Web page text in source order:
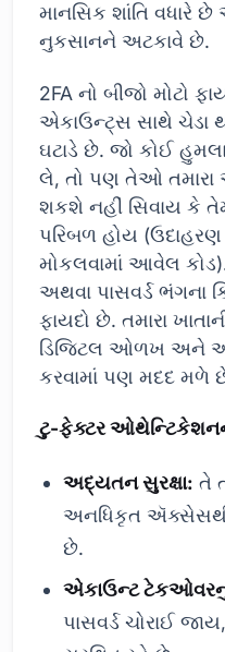
માનસિક શાંતિ વધારે
નુકસાનને અટકાવે છે.
2FA નો બીજો મોટો
એકાઉન્ટ્સ સાથે ચેડા
ઘટાડે છે. જો કોઈ
લે, તો પણ તેઓ
શકશે નહીં સિવાય કે
પરિબળ હોય (ઉદાહરણ
મોકલવામાં આવેલ
અથવા પાસવર્ડ ભંગના
ફાયદો છે. તમારા
ડિજિટલ ઓળખ અને
કરવામાં પણ મદદ મળે
ટુ-ફેક્ટર
અદ્યતન સુરક્ષા: તે
અનધિકૃત ઍક્સેસથી
છે.
એકાઉન્ટ
પાસવર્ડ ચોરાઈ